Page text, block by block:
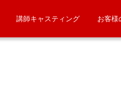
講師キャスティング お客様